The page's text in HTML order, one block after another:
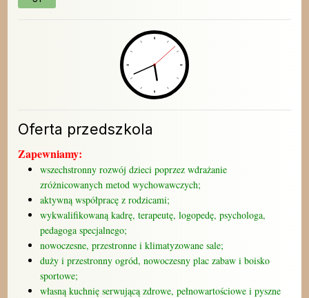
Oferta przedszkola
Zapewniamy:
wszechstronny rozwój dzieci poprzez wdrażanie
zróżnicowanych metod wychowawczych;
aktywną współpracę z rodzicami;
wykwalifikowaną kadrę, terapeutę, logopedę, psychologa,
pedagoga specjalnego;
nowoczesne, przestronne i klimatyzowane sale;
duży i przestronny ogród, nowoczesny plac zabaw i boisko
sportowe;
własną kuchnię serwującą zdrowe, pełnowartościowe i pyszne